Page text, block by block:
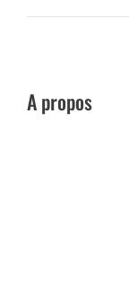
A propos